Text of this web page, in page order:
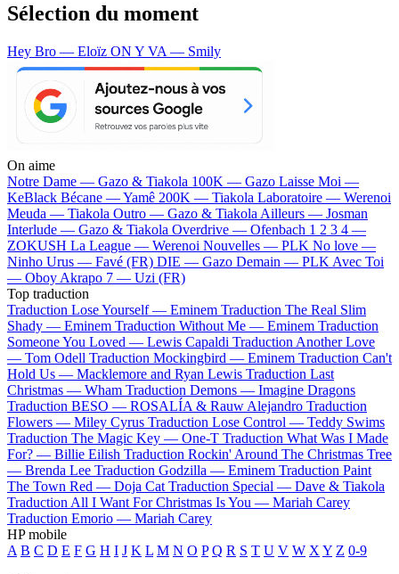
Sélection du moment
Hey Bro — Eloïz ON Y VA — Smily
On aime
Notre Dame — Gazo & Tiakola 100K — Gazo Laisse Moi —
KeBlack Bécane —Yamê 200K — Tiakola Laboratoire — Werenoi
Meuda — Tiakola Outro — Gazo & Tiakola Ailleurs — Josman
Interlude — Gazo & Tiakola Overdrive — Ofenbach 1 2 3 4 —
ZOKUSH La League — Werenoi Nouvelles — PLK No love —
Ninho Urus — Favé (FR) DIE — Gazo Demain — PLK Avec Toi
— Oboy Akrapo 7 — Uzi (FR)
Top traduction
Traduction Lose Yourself — Eminem Traduction The Real Slim
Shady — Eminem Traduction Without Me — Eminem Traduction
Someone You Loved — Lewis Capaldi Traduction Another Love
— Tom Odell Traduction Mockingbird — Eminem Traduction Can't
Hold Us — Macklemore and Ryan Lewis Traduction Last
Christmas — Wham Traduction Demons — Imagine Dragons
Traduction BESO — ROSALÍA & Rauw Alejandro Traduction
Flowers — Miley Cyrus Traduction Lose Control — Teddy Swims
Traduction The Magic Key — One-T Traduction What Was I Made
For? — Billie Eilish Traduction Rockin' Around The Christmas Tree
— Brenda Lee Traduction Godzilla — Eminem Traduction Paint
The Town Red — Doja Cat Traduction Special — Dave & Tiakola
Traduction All I Want For Christmas Is You — Mariah Carey
Traduction Emorio — Mariah Carey
HP mobile
A B C D E F G H I J K L M N O P Q R S T U V W X Y Z 0-9